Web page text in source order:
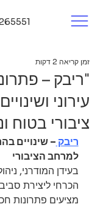
"ריבק –
עירוני
ציבורי בטוח
זמן קריאה 2 דקות
ריבק – שינויים
למרחב הציבורי
בעידן המודרני,
הכרחי ליצירת
מציעים פתרונות